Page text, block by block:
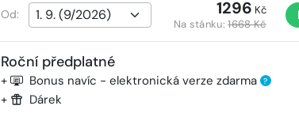
Od: 1296 Kč
Na stánku:1668 Kč
Roční předplatné
+ Bonus navíc - elektronická verze zdarma ?
+ Dárek